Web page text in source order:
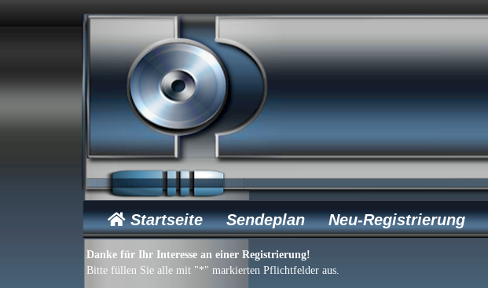
Startseite Sendeplan Neu-Registrierung
Danke für Ihr Interesse an einer Registrierung!
Bitte füllen Sie alle mit "*" markierten Pflichtfelder aus.